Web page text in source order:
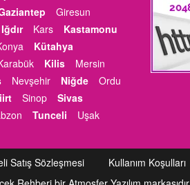
Giresun
Iğdır Kars
Kastamonu
Kütahya
Kilis
Mersin
Nevşehir Niğde
Ordu
Sinop
Sivas
Tunceli
Uşak
Satış Sözleşmesi Kullanım Koşulları